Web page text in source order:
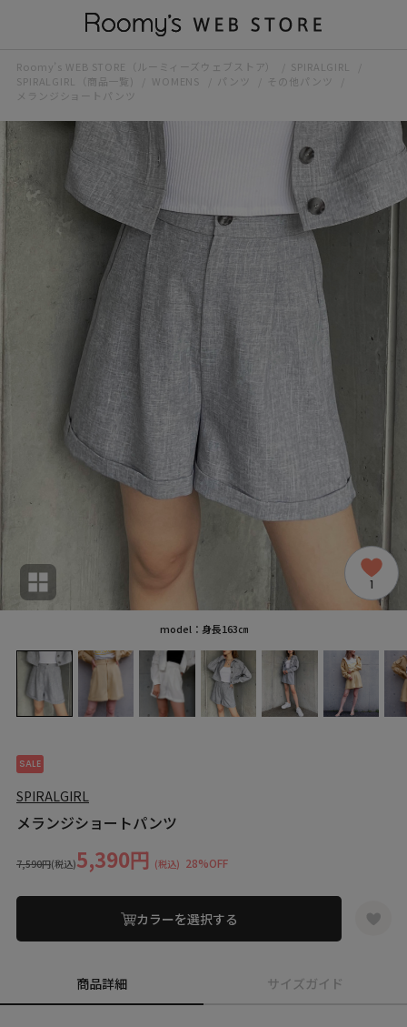
Roomy’s WEB STORE（ルーミィーズウェブストア）
SPIRALGIRL
SPIRALGIRL（商品一覧)
WOMENS パンツ
その他パンツ
メランジショートパンツ
1
model：身長163㎝
SALE
SPIRALGIRL
メランジショートパンツ
7,590円(税込)5,390円 (税込) 28%OFF
カラーを選択する
商品詳細 サイズガイド